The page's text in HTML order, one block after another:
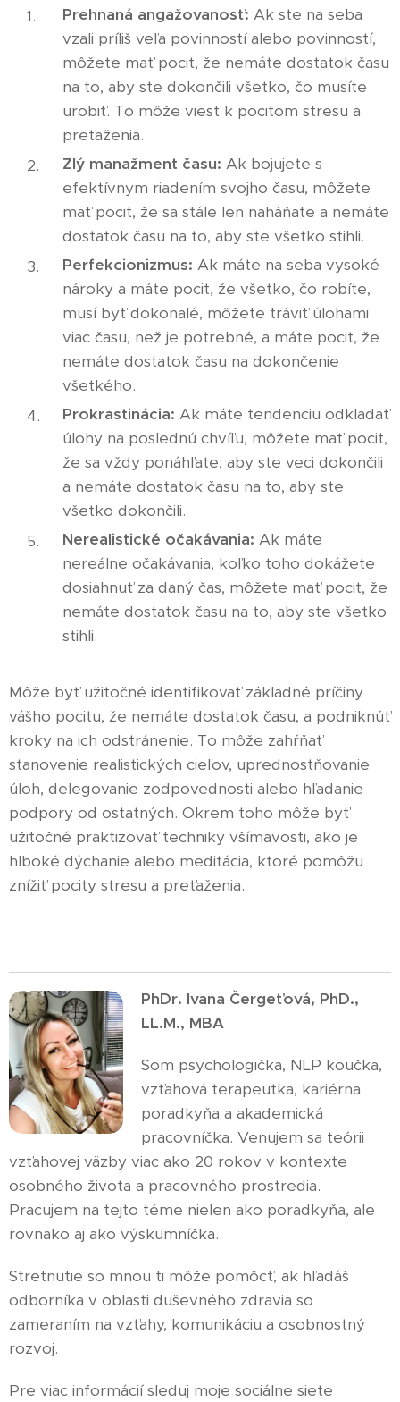
Prehnaná angažovanosť: Ak ste na seba
vzali príliš veľa povinností alebo povinností,
môžete mať pocit, že nemáte dostatok času
na to, aby ste dokončili všetko, čo musíte
urobiť. To môže viesť k pocitom stresu a
preťaženia.
Zlý manažment času: Ak bojujete s
efektívnym riadením svojho času, môžete
mať pocit, že sa stále len naháňate a nemáte
dostatok času na to, aby ste všetko stihli.
Perfekcionizmus: Ak máte na seba vysoké
nároky a máte pocit, že všetko, čo robíte,
musí byť dokonalé, môžete tráviť úlohami
viac času, než je potrebné, a máte pocit, že
nemáte dostatok času na dokončenie
všetkého.
Prokrastinácia: Ak máte tendenciu odkladať
úlohy na poslednú chvíľu, môžete mať pocit,
že sa vždy ponáhľate, aby ste veci dokončili
a nemáte dostatok času na to, aby ste
všetko dokončili.
Nerealistické očakávania: Ak máte
nereálne očakávania, koľko toho dokážete
dosiahnuť za daný čas, môžete mať pocit, že
nemáte dostatok času na to, aby ste všetko
stihli.
Môže byť užitočné identifikovať základné príčiny
vášho pocitu, že nemáte dostatok času, a podniknúť
kroky na ich odstránenie. To môže zahŕňať
stanovenie realistických cieľov, uprednostňovanie
úloh, delegovanie zodpovednosti alebo hľadanie
podpory od ostatných. Okrem toho môže byť
užitočné praktizovať techniky všímavosti, ako je
hlboké dýchanie alebo meditácia, ktoré pomôžu
znížiť pocity stresu a preťaženia.
PhDr. Ivana Čergeťová, PhD.,
LL.M., MBA
Som psychologička, NLP koučka,
vzťahová terapeutka, kariérna
poradkyňa a akademická
pracovníčka. Venujem sa teórii
vzťahovej väzby viac ako 20 rokov v kontexte
osobného života a pracovného prostredia.
Pracujem na tejto téme nielen ako poradkyňa, ale
rovnako aj ako výskumníčka.
Stretnutie so mnou ti môže pomôcť, ak hľadáš
odborníka v oblasti duševného zdravia so
zameraním na vzťahy, komunikáciu a osobnostný
rozvoj.
Pre viac informácií sleduj moje sociálne siete